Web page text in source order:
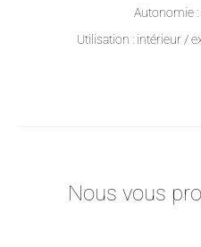
Autonomie
Utilisation : intérieur /
Nous vous